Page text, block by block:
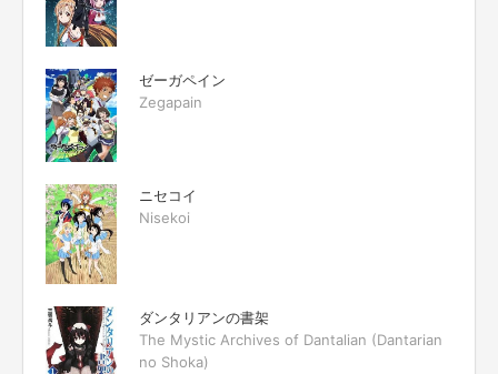
ゼーガペイン
Zegapain
ニセコイ
Nisekoi
ダンタリアンの書架
The Mystic Archives of Dantalian (Dantarian
no Shoka)